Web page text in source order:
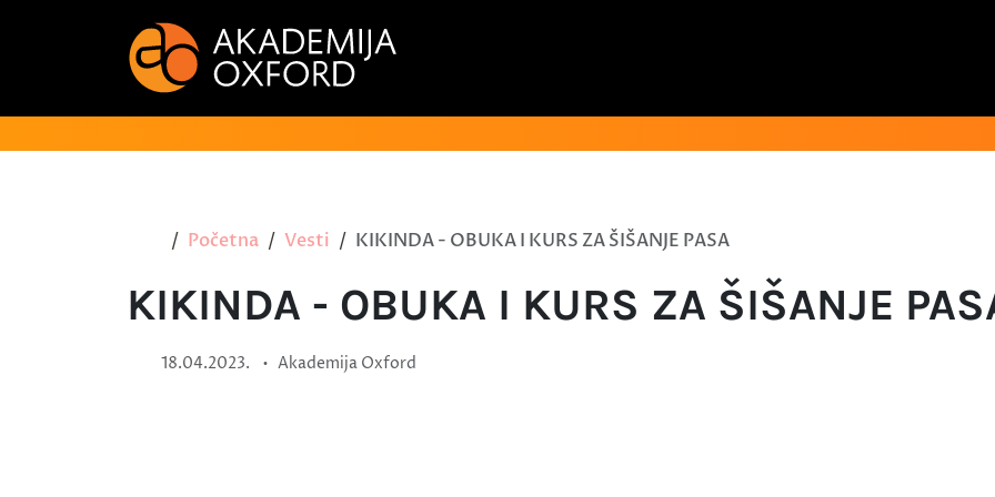
Početna Vesti KIKINDA - OBUKA I KURS ZA ŠIŠANJE PASA
KIKINDA - OBUKA I KURS ZA ŠIŠANJE
18.04.2023. • Akademija Oxford